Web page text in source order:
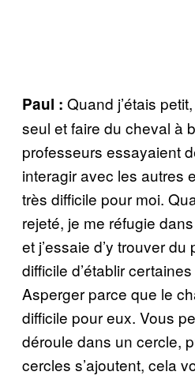
Paul : Quand j’étais
seul et faire du cheval à
professeurs essayaient
interagir avec les autres
très difficile pour moi.
rejeté, je me réfugie
et j’essaie d’y trouver
difficile d’établir
Asperger parce que le
difficile pour eux. Vous
déroule dans un cercle,
cercles s’ajoutent, cela